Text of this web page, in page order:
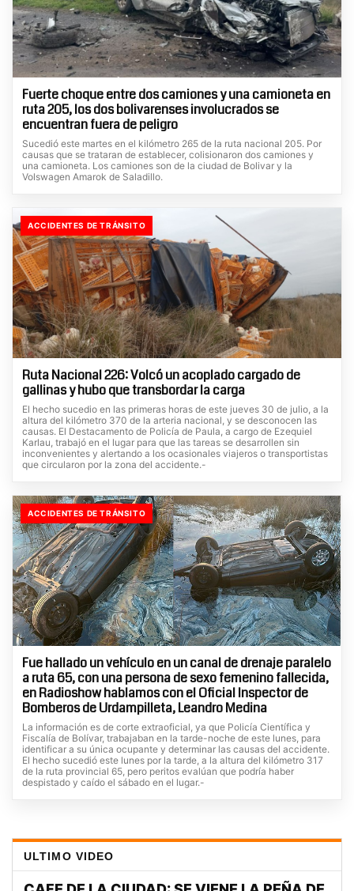
Fuerte choque entre dos camiones y una camioneta en
ruta 205, los dos bolivarenses involucrados se
encuentran fuera de peligro
Sucedió este martes en el kilómetro 265 de la ruta nacional 205. Por
causas que se trataran de establecer, colisionaron dos camiones y
una camioneta. Los camiones son de la ciudad de Bolivar y la
Volswagen Amarok de Saladillo.
ACCIDENTES DE TRÁNSITO
Ruta Nacional 226: Volcó un acoplado cargado de
gallinas y hubo que transbordar la carga
El hecho sucedio en las primeras horas de este jueves 30 de julio, a la
altura del kilómetro 370 de la arteria nacional, y se desconocen las
causas. El Destacamento de Policía de Paula, a cargo de Ezequiel
Karlau, trabajó en el lugar para que las tareas se desarrollen sin
inconvenientes y alertando a los ocasionales viajeros o transportistas
que circularon por la zona del accidente.-
ACCIDENTES DE TRÁNSITO
Fue hallado un vehículo en un canal de drenaje paralelo
a ruta 65, con una persona de sexo femenino fallecida,
en Radioshow hablamos con el Oficial Inspector de
Bomberos de Urdampilleta, Leandro Medina
La información es de corte extraoficial, ya que Policía Científica y
Fiscalía de Bolívar, trabajaban en la tarde-noche de este lunes, para
identificar a su única ocupante y determinar las causas del accidente.
El hecho sucedió este lunes por la tarde, a la altura del kilómetro 317
de la ruta provincial 65, pero peritos evalúan que podría haber
despistado y caído el sábado en el lugar.-
ULTIMO VIDEO